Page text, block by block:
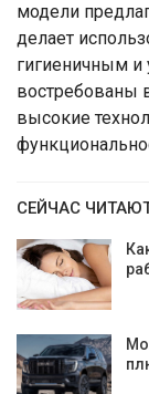
модели
делает
гигиеничным
востребованы
высокие
СЕЙЧАС